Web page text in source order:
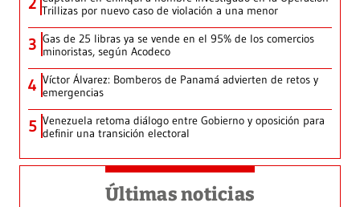
Trillizas por nuevo caso de violación a una menor
3 Gas de 25 libras ya se vende en el 95% de los comercios
minoristas, según Acodeco
4 Víctor Álvarez: Bomberos de Panamá advierten de retos y
emergencias
5 Venezuela retoma diálogo entre Gobierno y oposición para
definir una transición electoral
Últimas noticias